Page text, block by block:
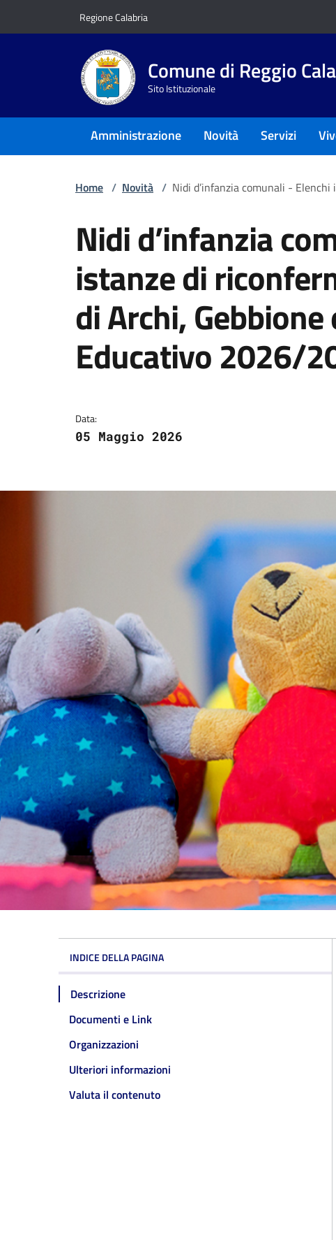
Regione Calabria
Comune di Reggio
Sito Istituzionale
Amministrazione Novità Servizi
Home / Novità / Nidi d’infanzia comunali -
Nidi d’infanzia
istanze di
di Archi,
Educativo 2026/
Data:
05 Maggio 2026
INDICE DELLA PAGINA
Descrizione
Documenti e Link
Organizzazioni
Ulteriori informazioni
Valuta il contenuto